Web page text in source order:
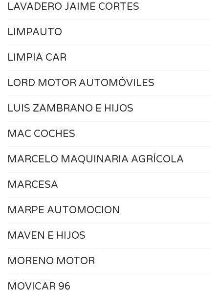
LAVADERO JAIME CORTES
LIMPAUTO
LIMPIA CAR
LORD MOTOR AUTOMÓVILES
LUIS ZAMBRANO E HIJOS
MAC COCHES
MARCELO MAQUINARIA AGRÍCOLA
MARCESA
MARPE AUTOMOCION
MAVEN E HIJOS
MORENO MOTOR
MOVICAR 96